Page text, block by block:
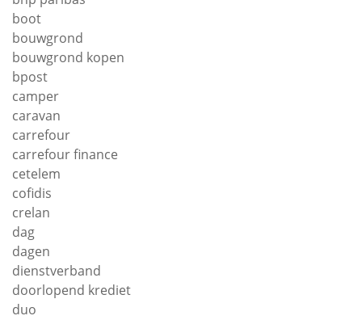
boot
bouwgrond
bouwgrond kopen
bpost
camper
caravan
carrefour
carrefour finance
cetelem
cofidis
crelan
dag
dagen
dienstverband
doorlopend krediet
duo